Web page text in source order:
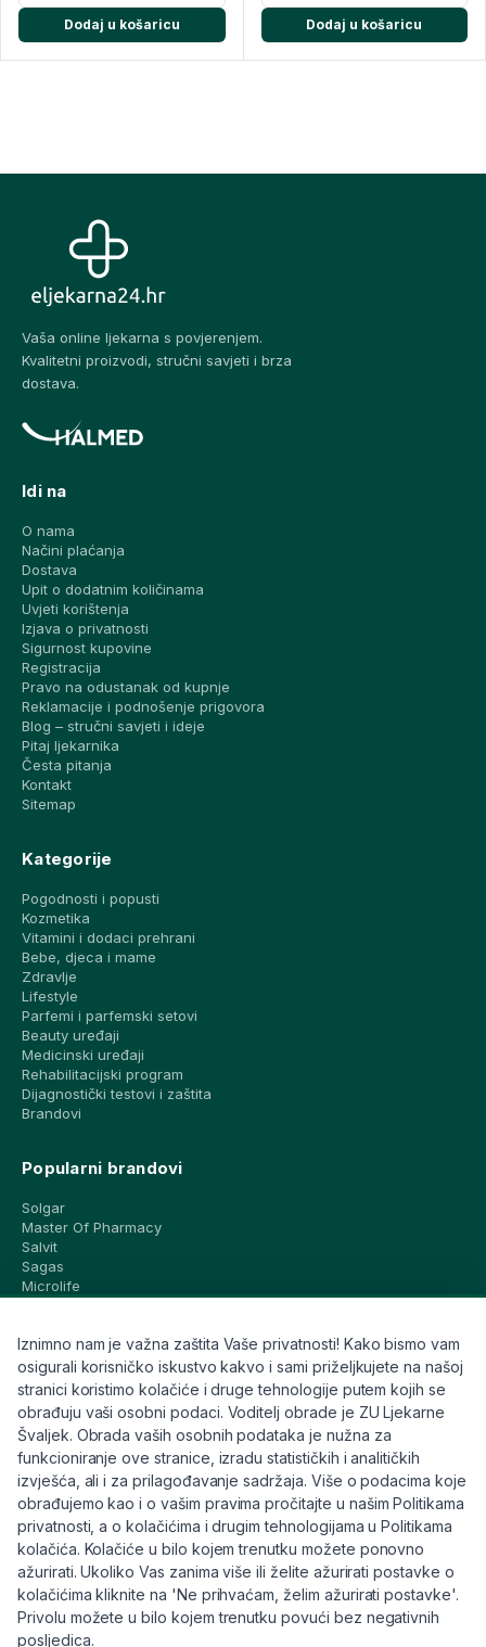
Dodaj u košaricu Dodaj u košaricu
Vaša online ljekarna s povjerenjem.
Kvalitetni proizvodi, stručni savjeti i brza
dostava.
Idi na
O nama
Načini plaćanja
Dostava
Upit o dodatnim količinama
Uvjeti korištenja
Izjava o privatnosti
Sigurnost kupovine
Registracija
Pravo na odustanak od kupnje
Reklamacije i podnošenje prigovora
Blog – stručni savjeti i ideje
Pitaj ljekarnika
Česta pitanja
Kontakt
Sitemap
Kategorije
Pogodnosti i popusti
Kozmetika
Vitamini i dodaci prehrani
Bebe, djeca i mame
Zdravlje
Lifestyle
Parfemi i parfemski setovi
Beauty uređaji
Medicinski uređaji
Rehabilitacijski program
Dijagnostički testovi i zaštita
Brandovi
Popularni brandovi
Solgar
Master Of Pharmacy
Salvit
Sagas
Microlife
CeraVe
Eucerin
Avene
Bioderma
Svi brandovi
Info
Trebate pomoć ili imate pitanja?
+385 91 6191 901
info@eljekarna24.hr
Iznimno nam je važna zaštita Vaše privatnosti! Kako bismo vam
osigurali korisničko iskustvo kakvo i sami priželjkujete na našoj
stranici koristimo kolačiće i druge tehnologije putem kojih se
obrađuju vaši osobni podaci. Voditelj obrade je ZU Ljekarne
Švaljek. Obrada vaših osobnih podataka je nužna za
funkcioniranje ove stranice, izradu statističkih i analitičkih
izvješća, ali i za prilagođavanje sadržaja. Više o podacima koje
obrađujemo kao i o vašim pravima pročitajte u našim Politikama
privatnosti, a o kolačićima i drugim tehnologijama u Politikama
kolačića. Kolačiće u bilo kojem trenutku možete ponovno
ažurirati. Ukoliko Vas zanima više ili želite ažurirati postavke o
kolačićima kliknite na 'Ne prihvaćam, želim ažurirati postavke'.
Privolu možete u bilo kojem trenutku povući bez negativnih
posljedica.